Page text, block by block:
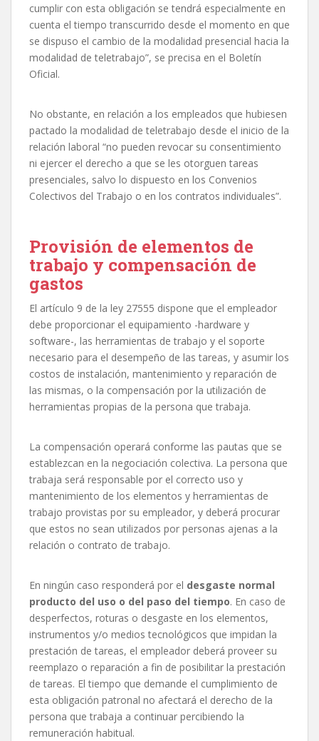
cumplir con esta obligación se tendrá especialmente en
cuenta el tiempo transcurrido desde el momento en que
se dispuso el cambio de la modalidad presencial hacia la
modalidad de teletrabajo”, se precisa en el Boletín
Oficial.
No obstante, en relación a los empleados que hubiesen
pactado la modalidad de teletrabajo desde el inicio de la
relación laboral “no pueden revocar su consentimiento
ni ejercer el derecho a que se les otorguen tareas
presenciales, salvo lo dispuesto en los Convenios
Colectivos del Trabajo o en los contratos individuales”.
Provisión de elementos de
trabajo y compensación de
gastos
El artículo 9 de la ley 27555 dispone que el empleador
debe proporcionar el equipamiento -hardware y
software-, las herramientas de trabajo y el soporte
necesario para el desempeño de las tareas, y asumir los
costos de instalación, mantenimiento y reparación de
las mismas, o la compensación por la utilización de
herramientas propias de la persona que trabaja.
La compensación operará conforme las pautas que se
establezcan en la negociación colectiva. La persona que
trabaja será responsable por el correcto uso y
mantenimiento de los elementos y herramientas de
trabajo provistas por su empleador, y deberá procurar
que estos no sean utilizados por personas ajenas a la
relación o contrato de trabajo.
En ningún caso responderá por el desgaste normal
producto del uso o del paso del tiempo. En caso de
desperfectos, roturas o desgaste en los elementos,
instrumentos y/o medios tecnológicos que impidan la
prestación de tareas, el empleador deberá proveer su
reemplazo o reparación a fin de posibilitar la prestación
de tareas. El tiempo que demande el cumplimiento de
esta obligación patronal no afectará el derecho de la
persona que trabaja a continuar percibiendo la
remuneración habitual.